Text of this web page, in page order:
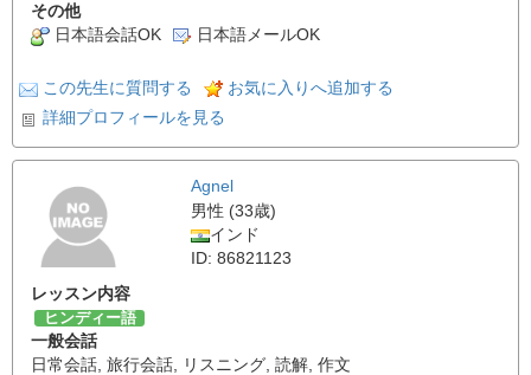
その他
日本語会話OK
日本語メールOK
この先生に質問する
お気に入りへ追加する
詳細プロフィールを見る
Agnel
男性 (33歳)
インド
ID: 86821123
レッスン内容
ヒンディー語
一般会話
日常会話 旅行会話 リスニング 読解 作文